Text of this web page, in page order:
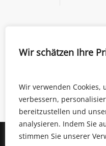
Wir schätzen Ihre
Wir verwenden Cookies,
verbessern,
bereitzustellen und
analysieren. Indem Sie
stimmen Sie unserer